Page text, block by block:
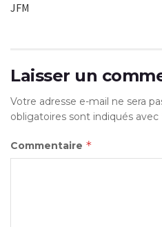
JFM
Laisser un
Votre adresse e-mail ne sera
obligatoires sont indiqués avec
Commentaire *